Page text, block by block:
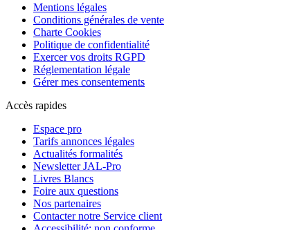
Mentions légales
Conditions générales de vente
Charte Cookies
Politique de confidentialité
Exercer vos droits RGPD
Réglementation légale
Gérer mes consentements
Accès rapides
Espace pro
Tarifs annonces légales
Actualités formalités
Newsletter JAL-Pro
Livres Blancs
Foire aux questions
Nos partenaires
Contacter notre Service client